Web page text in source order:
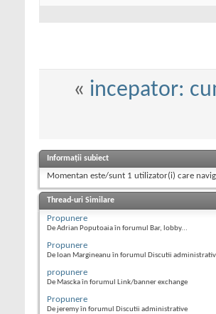
« incepator:
Informații subiect
Momentan este/sunt 1 utilizator(i) care
Thread-uri Similare
Propunere
De Adrian Poputoaia în forumul Bar, lobby...
Propunere
De Ioan Margineanu în forumul Discutii
propunere
De Mascka în forumul Link/banner exchange
Propunere
De jeremy în forumul Discutii administrative